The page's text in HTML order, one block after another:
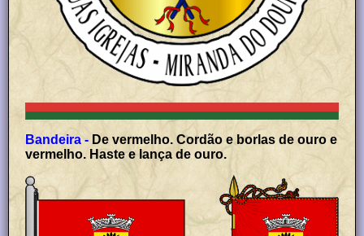
Bandeira - De vermelho. Cordão e borlas de ouro e
vermelho. Haste e lança de ouro.